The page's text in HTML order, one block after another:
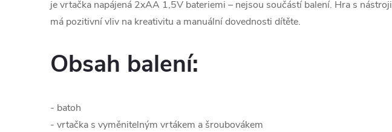
je vrtačka napájená 2xAA 1,5V bateriemi – nejsou součástí balení. Hra s nástroji
má pozitivní vliv na kreativitu a manuální dovednosti dítěte.
Obsah balení:
- batoh
- vrtačka s vyměnitelným vrtákem a šroubovákem